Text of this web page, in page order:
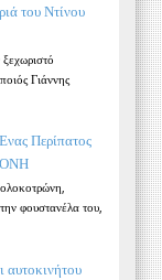
του Ντίνου
Γιάννης
Περίπατος
φουστανέλα του,
αυτοκινήτου